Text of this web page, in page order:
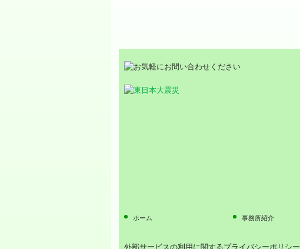
ホーム 事務所紹介
外部サービスの利用に関するプライバシーポリシー